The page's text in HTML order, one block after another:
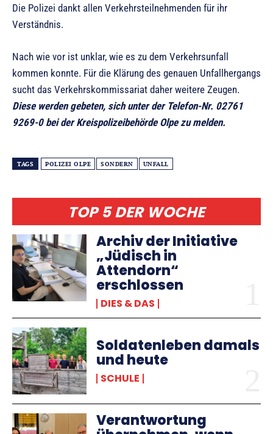
TOP 5 DER WOCHE
Archiv der Initiative
„Jüdisch in
Attendorn“
erschlossen
DIES & DAS
Soldatenleben damals
und heute
SCHULE
Verantwortung
Die Polizei dankt allen Verkehrsteilnehmenden für ihr
Verständnis.
Nach wie vor ist unklar, wie es zu dem Verkehrsunfall
kommen konnte. Für die Klärung des genauen Unfallhergangs
sucht das Verkehrskommissariat daher weitere Zeugen.
Diese werden gebeten, sich unter der Telefon-Nr. 02761
9269-0 bei der Kreispolizeibehörde Olpe zu melden.
TAGS POLIZEI OLPE SONDERN UNFALL